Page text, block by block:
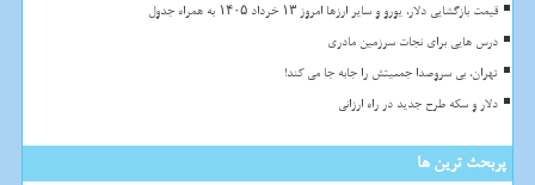
قیمت بازگشایی دلار، یورو و سایر ارزها امروز ۱۳ خرداد ۱۴۰۵ به همراه جدول
درس هایی برای نجات سرزمین مادری
تهران، بی سروصدا جمعیتش را جابه جا می کند!
دلار و سکه طرح جدید در راه ارزانی
پربحث ترین ها